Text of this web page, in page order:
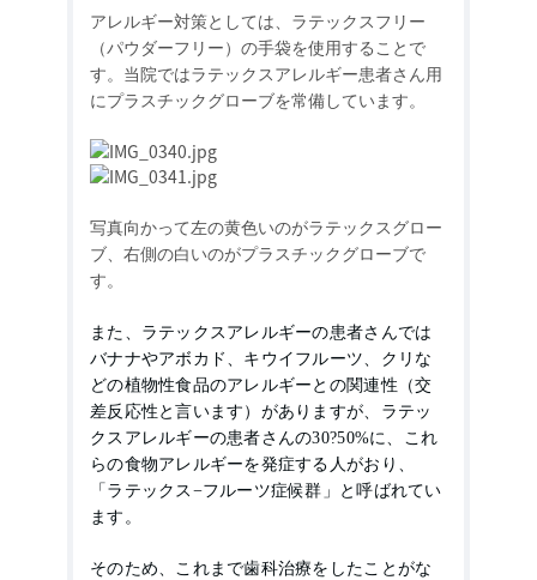
アレルギー対策としては、ラテックスフリー
（パウダーフリー）の手袋を使用することで
す。当院ではラテックスアレルギー患者さん用
にプラスチックグローブを常備しています。
写真向かって左の黄色いのがラテックスグロー
ブ、右側の白いのがプラスチックグローブで
す。
また、ラテックスアレルギーの患者さんでは
バナナやアボカド、キウイフルーツ、クリな
どの植物性食品のアレルギーとの関連性（交
差反応性と言います）がありますが、ラテッ
クスアレルギーの患者さんの30?50%に、これ
らの食物アレルギーを発症する人がおり、
「ラテックス −フルーツ症候群」と呼ばれてい
ます。
そのため、これまで歯科治療をしたことがな